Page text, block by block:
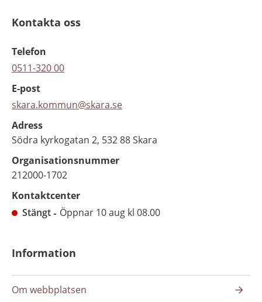
Kontakta oss
Telefon
0511-320 00
E-post
skara.kommun@skara.se
Adress
Södra kyrkogatan 2, 532 88 Skara
Organisationsnummer
212000-1702
Kontaktcenter
Stängt
Öppnar 10 aug kl 08.00
Information
Om webbplatsen